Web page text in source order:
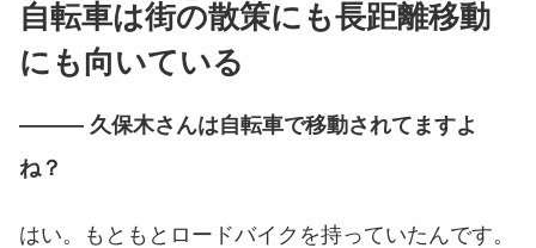
自転車は街の散策にも長距離移動
にも向いている
――― 久保木さんは自転車で移動されてますよ
ね？
はい。もともとロードバイクを持っていたんです。